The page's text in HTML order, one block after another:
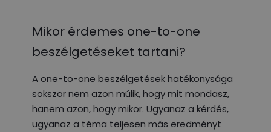
Mikor érdemes one-to-one
beszélgetéseket tartani?
A one-to-one beszélgetések hatékonysága
sokszor nem azon múlik, hogy mit mondasz,
hanem azon, hogy mikor. Ugyanaz a kérdés,
ugyanaz a téma teljesen más eredményt